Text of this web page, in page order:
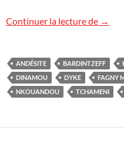
Continuer la lecture de Des
→
ANDÉSITE BARDINTZEFF
DINAMOU
DYKE FAGNY
NKOUANDOU
TCHAMENI